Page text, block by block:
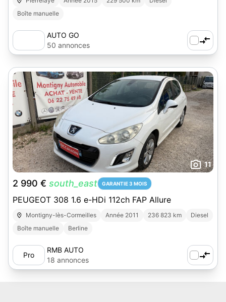
Boîte manuelle
AUTO GO
50 annonces
11
2 990 € south_east GARANTIE 3 MOIS
PEUGEOT 308 1.6 e-HDi 112ch FAP Allure
Montigny-lès-Cormeilles Année 2011 236 823 km
Diesel
Boîte manuelle
Berline
Pro
RMB AUTO
18 annonces